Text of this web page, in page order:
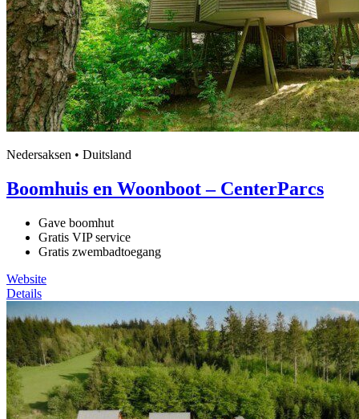
Nedersaksen • Duitsland
Boomhuis en Woonboot – CenterParcs
Gave boomhut
Gratis VIP service
Gratis zwembadtoegang
Website
Details